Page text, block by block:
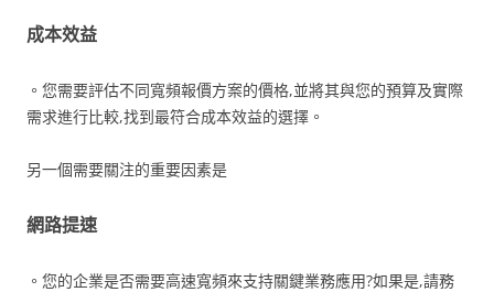
成本效益
。您需要評估不同寬頻報價方案的價格,並將其與您的預算及實際
需求進行比較,找到最符合成本效益的選擇。
另一個需要關注的重要因素是
網路提速
。您的企業是否需要高速寬頻來支持關鍵業務應用?如果是,請務